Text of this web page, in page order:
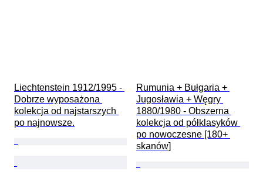
Liechtenstein 1912/1995 -
Dobrze wyposażona
kolekcja od najstarszych
po najnowsze.
Rumunia + Bułgaria +
Jugosławia + Węgry
1880/1980 - Obszerna
kolekcja od półklasyków
po nowoczesne [180+
skanów]